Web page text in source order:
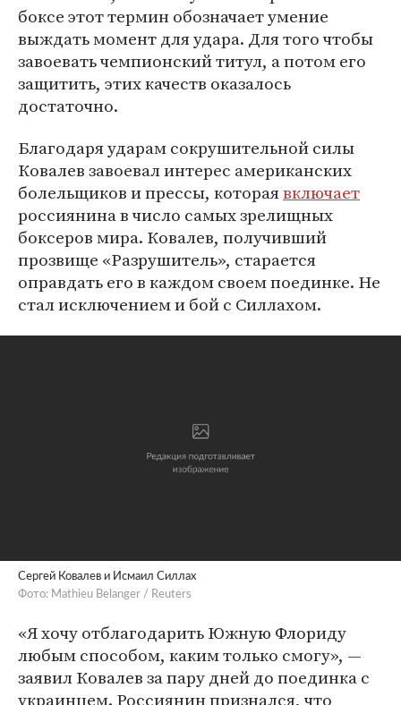
боксе этот термин обозначает умение
выждать момент для удара. Для того чтобы
завоевать чемпионский титул, а потом его
защитить, этих качеств оказалось
достаточно.
Благодаря ударам сокрушительной силы
Ковалев завоевал интерес американских
болельщиков и прессы, котораявключает
россиянина в число самых зрелищных
боксеров мира. Ковалев, получивший
прозвище «Разрушитель», старается
оправдать его в каждом своем поединке. Не
стал исключением и бой с Силлахом.
Сергей Ковалев и Исмаил Силлах
Фото: Mathieu Belanger / Reuters
«Я хочу отблагодарить Южную Флориду
любым способом, каким только смогу», —
заявил Ковалев за пару дней до поединка с
украинцем. Россиянин признался, что